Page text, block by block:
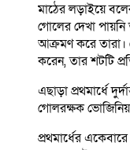
মাঠের লড়াইয়ে
গোলের দেখা
আক্রমণ করে
করেন, তার শটটি
এছাড়া প্রথমার্ধে
গোলরক্ষক
প্রথমার্ধের